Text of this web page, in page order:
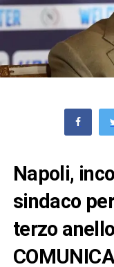
Napoli,
sindaco
terzo